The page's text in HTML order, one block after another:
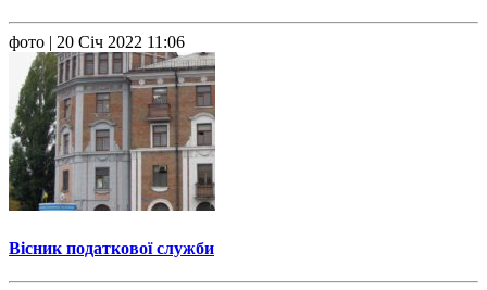
фото | 20 Січ 2022 11:06
Вісник податкової служби